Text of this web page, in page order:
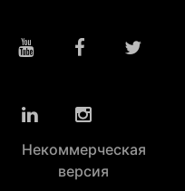
Некоммерческая
версия